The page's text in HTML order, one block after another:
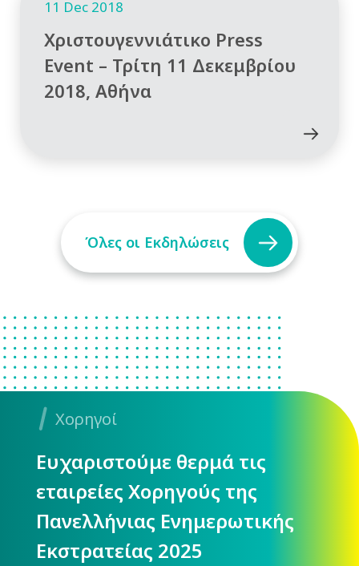
11 Dec 2018
Χριστουγεννιάτικο Press
Event – Τρίτη 11 Δεκεμβρίου
2018, Αθήνα
Όλες οι Εκδηλώσεις
Χορηγοί
Ευχαριστούμε θερμά τις
εταιρείες Χορηγούς της
Πανελλήνιας Ενημερωτικής
Εκστρατείας 2025